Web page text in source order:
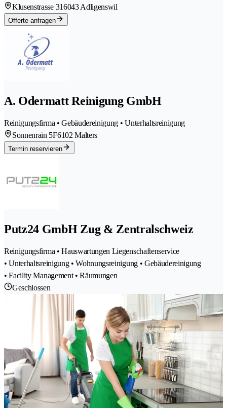
Klusenstrasse 316043 Adligenswil
Offerte anfragen
A. Odermatt Reinigung GmbH
Reinigungsfirma • Gebäudereinigung • Unterhaltsreinigung
Sonnenrain 5F6102 Malters
Termin reservieren
Putz24 GmbH Zug & Zentralschweiz
Reinigungsfirma • Hauswartungen Liegenschaftenservice
• Unterhaltsreinigung • Wohnungsreinigung • Gebäudereinigung
• Facility Management • Räumungen
Geschlossen